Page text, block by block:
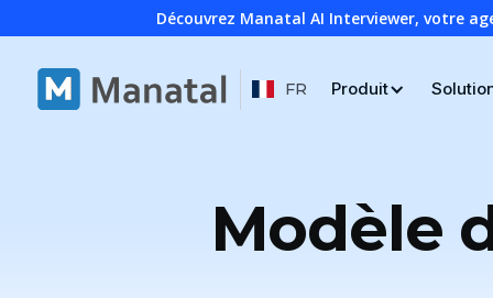
Découvrez Manatal AI Interviewer, votre
FR Produit
Modèle